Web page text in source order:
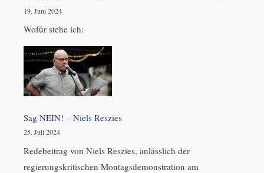
19. Juni 2024
Wofür stehe ich:
Sag NEIN! – Niels Reszies
25. Juli 2024
Redebeitrag von Niels Reszies, anlässlich der
regierungskritischen Montagsdemonstration am